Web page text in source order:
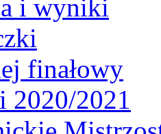
i wyniki
finałowy
2020/2021